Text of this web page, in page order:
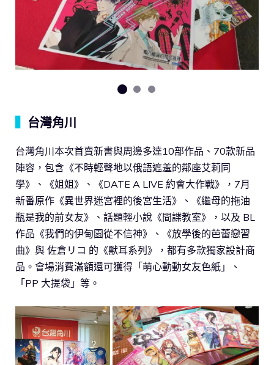
台灣角川
台灣角川本次首賣新書與周邊多達10部作品、70款新品
陣容，包含《不時輕聲地以俄語遮羞的鄰座艾莉同
學》、《姐姐》、《DATE A LIVE 約會大作戰》，7月
新番原作《異世界迷宮裡的後宮生活》、《繼母的拖油
瓶是我的前女友》、話題輕小說《間諜教室》，以及 BL
作品《我們的伊甸園從不信神》、《放學後的芭蕾戀習
曲》與 佐倉リコ 的《獸耳系列》，都有多款獨家設計商
品。會場消費滿額還可獲得「萌心動動女友色紙」、
「PP 大提袋」等。